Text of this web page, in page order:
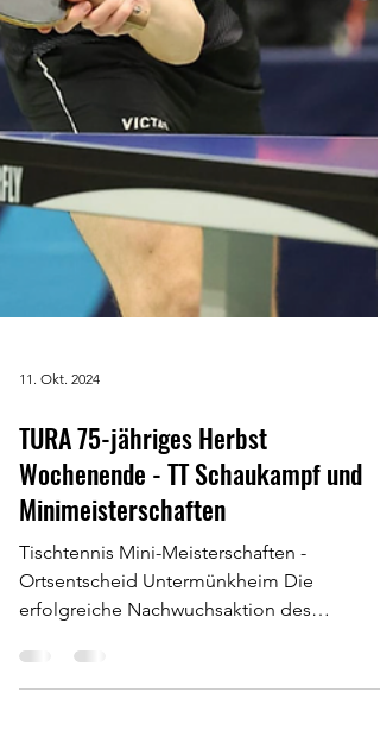
11. Okt. 2024
TURA 75-jähriges Herbst
Wochenende - TT Schaukampf und
Minimeisterschaften
Tischtennis Mini-Meisterschaften -
Ortsentscheid Untermünkheim Die
erfolgreiche Nachwuchsaktion des